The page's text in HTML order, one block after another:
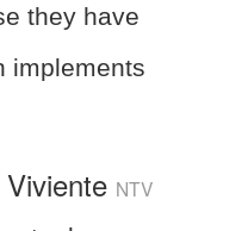
they have
implements
NTV